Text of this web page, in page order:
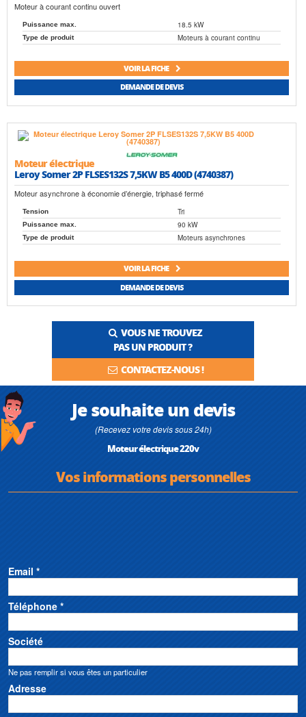
Moteur à courant continu ouvert
Puissance max. 18.5 kW
Type de produit Moteurs à courant continu
VOIR LA FICHE
DEMANDE DE DEVIS
Moteur électrique
Leroy Somer 2P FLSES132S 7,5KW B5 400D (4740387)
Moteur asynchrone à économie d’énergie, triphasé fermé
Tension Tri
Puissance max. 90 kW
Type de produit Moteurs asynchrones
VOIR LA FICHE
DEMANDE DE DEVIS
VOUS NE TROUVEZ
PAS UN PRODUIT ?
CONTACTEZ-NOUS !
Je souhaite un devis
(Recevez votre devis sous 24h)
Moteur électrique 220v
Vos informations personnelles
Email *
Téléphone *
Société
Ne pas remplir si vous êtes un particulier
Adresse